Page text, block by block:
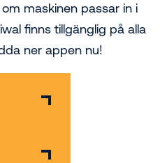
maskinen passar in i
finns tillgänglig på alla
ner appen nu!